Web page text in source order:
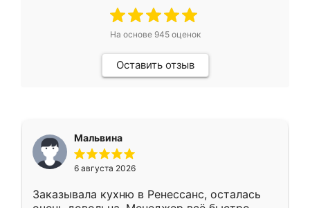
На основе 945оценок
Оставить отзыв
Мальвина
6 августа 2026
Заказывала кухню в Ренессанс, осталась